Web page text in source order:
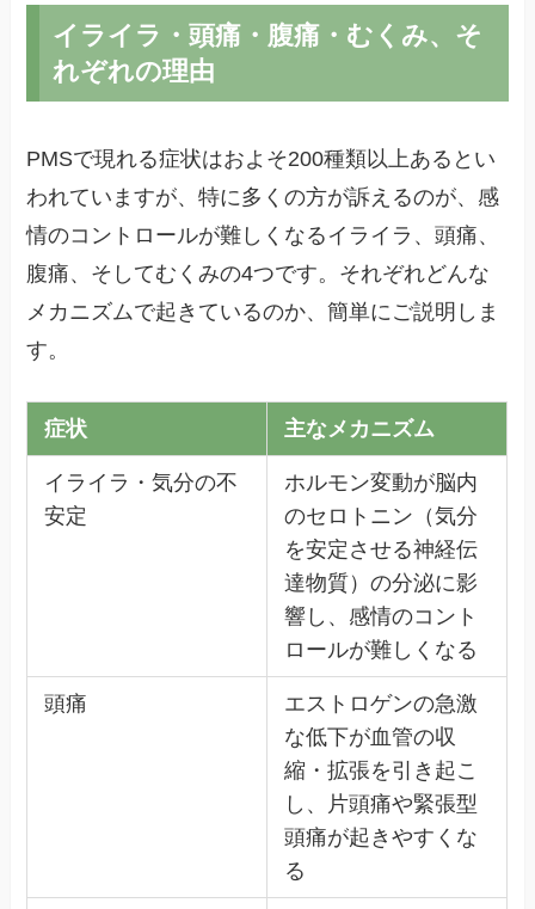
イライラ・頭痛・腹痛・むくみ、そ
れぞれの理由
PMSで現れる症状はおよそ200種類以上あるとい
われていますが、特に多くの方が訴えるのが、感
情のコントロールが難しくなるイライラ、頭痛、
腹痛、そしてむくみの4つです。それぞれどんな
メカニズムで起きているのか、簡単にご説明しま
す。
症状 主なメカニズム
イライラ・気分の不
安定
ホルモン変動が脳内
のセロトニン（気分
を安定させる神経伝
達物質）の分泌に影
響し、感情のコント
ロールが難しくなる
頭痛
エストロゲンの急激
な低下が血管の収
縮・拡張を引き起こ
し、片頭痛や緊張型
頭痛が起きやすくな
る